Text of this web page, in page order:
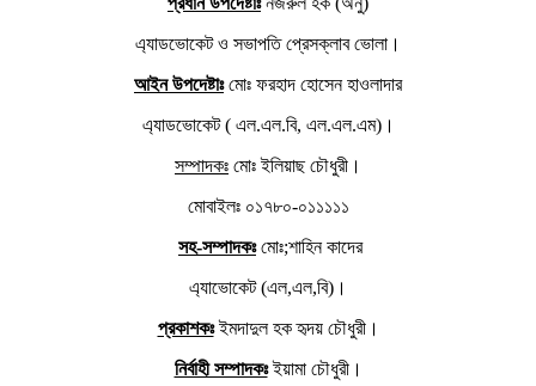
এ্যাডভোকেট ও সভাপতি প্রেসক্লাব ভোলা।
আইন উপদেষ্টাঃমোঃ ফরহাদ হোসেন হাওলাদার
এ্যাডভোকেট ( এল.এল.বি, এল.এল.এম)।
সম্পাদকঃ মোঃ ইলিয়াছ চৌধুরী।
মোবাইলঃ ০১৭৮০-০১১১১১
সহ-সম্পাদকঃমোঃ;শাহিন কাদের
এ্যাভোকেট (এল,এল,বি)।
প্রকাশকঃইমদাদুল হক হৃদয় চৌধুরী।
নির্বাহী সম্পাদকঃইয়ামা চৌধুরী।